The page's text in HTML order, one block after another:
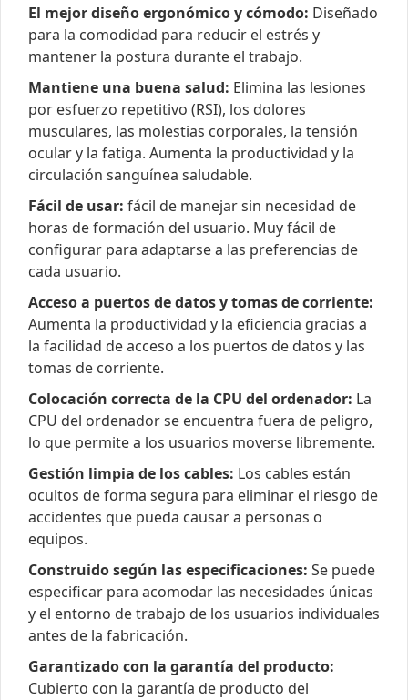
El mejor diseño ergonómico y cómodo: Diseñado
para la comodidad para reducir el estrés y
mantener la postura durante el trabajo.
Mantiene una buena salud: Elimina las lesiones
por esfuerzo repetitivo (RSI), los dolores
musculares, las molestias corporales, la tensión
ocular y la fatiga. Aumenta la productividad y la
circulación sanguínea saludable.
Fácil de usar: fácil de manejar sin necesidad de
horas de formación del usuario. Muy fácil de
configurar para adaptarse a las preferencias de
cada usuario.
Acceso a puertos de datos y tomas de corriente:
Aumenta la productividad y la eficiencia gracias a
la facilidad de acceso a los puertos de datos y las
tomas de corriente.
Colocación correcta de la CPU del ordenador: La
CPU del ordenador se encuentra fuera de peligro,
lo que permite a los usuarios moverse libremente.
Gestión limpia de los cables: Los cables están
ocultos de forma segura para eliminar el riesgo de
accidentes que pueda causar a personas o
equipos.
Construido según las especificaciones: Se puede
especificar para acomodar las necesidades únicas
y el entorno de trabajo de los usuarios individuales
antes de la fabricación.
Garantizado con la garantía del producto:
Cubierto con la garantía de producto del